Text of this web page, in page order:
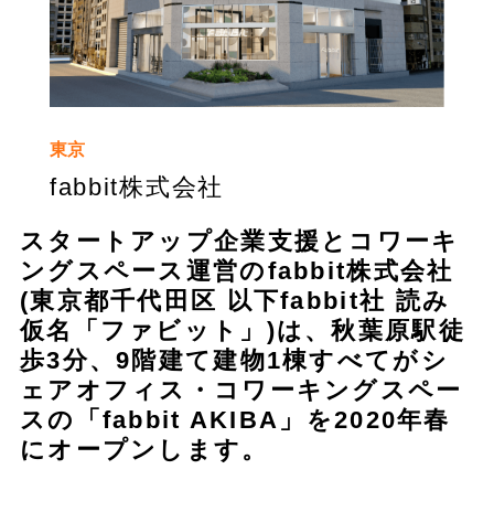
東京
fabbit株式会社
スタートアップ企業支援とコワーキ
ングスペース運営のfabbit株式会社
(東京都千代田区 以下fabbit社 読み
仮名「ファビット」)は、秋葉原駅徒
歩3分、9階建て建物1棟すべてがシ
ェアオフィス・コワーキングスペー
スの「fabbit AKIBA」を2020年春
にオープンします。